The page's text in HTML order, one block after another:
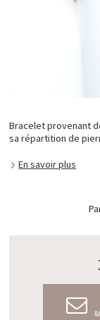
Bracelet provenant
sa répartition de
En savoir plus